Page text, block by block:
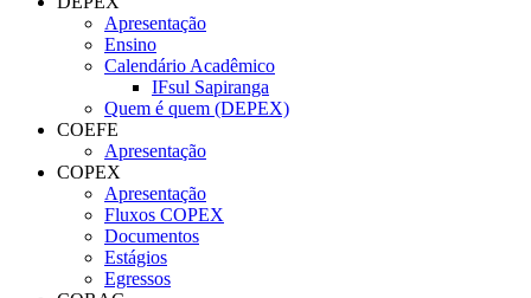
Apresentação
Ensino
Calendário Acadêmico
IFsul Sapiranga
Quem é quem (DEPEX)
COEFE
Apresentação
COPEX
Apresentação
Fluxos COPEX
Documentos
Estágios
Egressos